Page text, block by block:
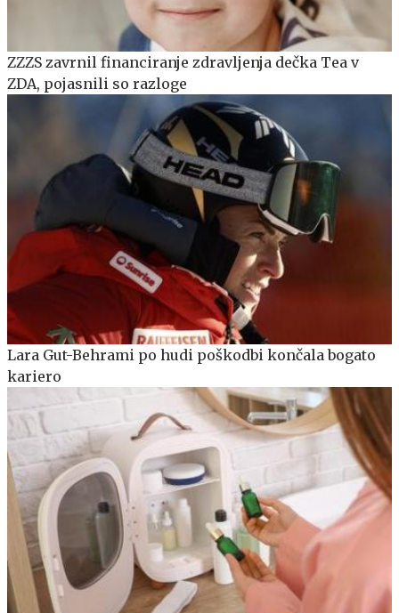
ZZZS zavrnil financiranje zdravljenja dečka Tea v
ZDA, pojasnili so razloge
Lara Gut-Behrami po hudi poškodbi končala bogato
kariero